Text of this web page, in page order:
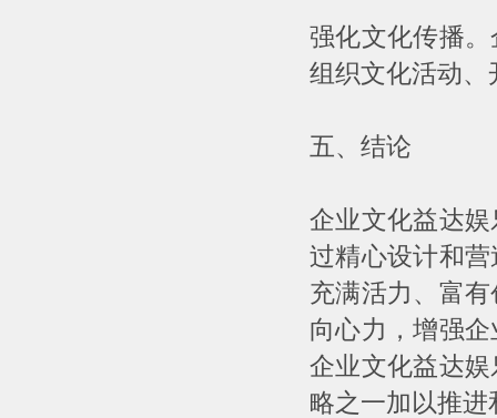
强化文化传播
组织文化活动
五、结论
企业文化益达
过精心设计和
充满活力、富
向心力，增强
企业文化益达
略之一加以推进